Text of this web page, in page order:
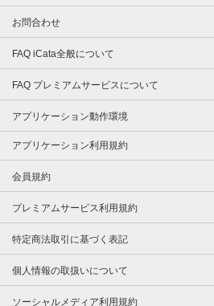
お問合わせ
FAQ iCata全般について
FAQ プレミアムサービスについて
アプリケーション動作環境
アプリケーション利用規約
会員規約
プレミアムサービス利用規約
特定商法取引に基づく表記
個人情報の取扱いについて
ソーシャルメディア利用規約